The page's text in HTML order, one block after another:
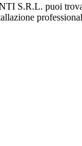
puoi